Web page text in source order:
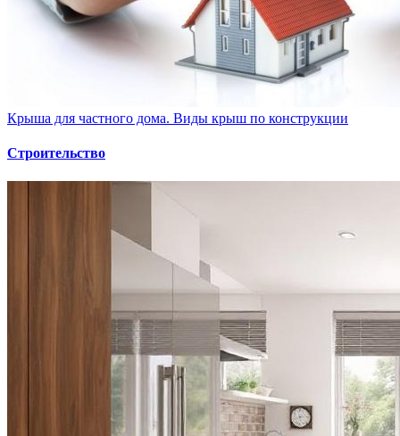
Крыша для частного дома. Виды крыш по конструкции
Строительство